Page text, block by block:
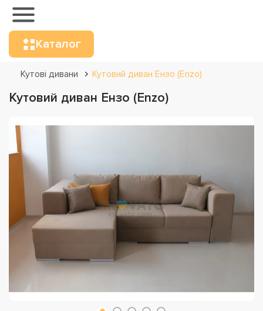
Каталог
Кутові дивани Кутовий диван Ензо (Enzo)
Кутовий диван Ензо (Enzo)